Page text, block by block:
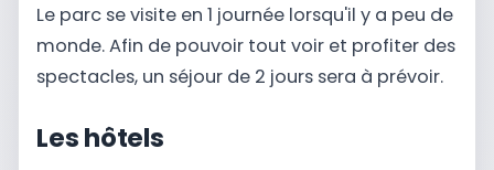
Le parc se visite en 1 journée lorsqu'il y a peu de
monde. Afin de pouvoir tout voir et profiter des
spectacles, un séjour de 2 jours sera à prévoir.
Les hôtels